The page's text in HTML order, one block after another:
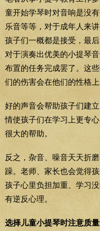
童开始学琴时对音响是没
乐音等等，对于成年人来
孩子们一概都是接受，最
对于演奏出优美的小提琴
布置的任务完成罢了。这
们的伤害会在他们的性格
好的声音会帮助孩子们建
情使孩子们在学习上更专
很大的帮助。
反之，杂音、噪音天天折
躁。老师、家长也会觉得
孩子心里负担加重、学习
有逆反心理。
选择儿童小提琴时注意质